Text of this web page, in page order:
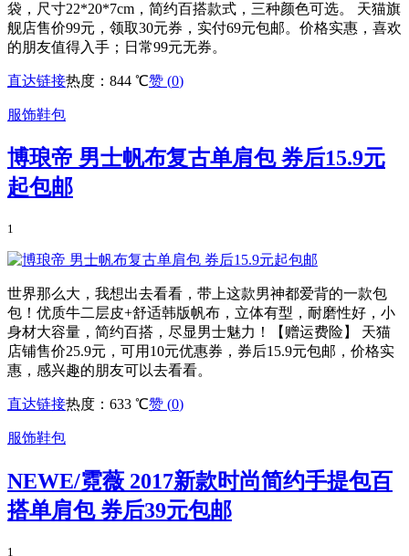
袋，尺寸22*20*7cm，简约百搭款式，三种颜色可选。 天猫旗
舰店售价99元，领取30元券，实付69元包邮。价格实惠，喜欢
的朋友值得入手；日常99元无券。
直达链接热度：844 ℃赞 (0)
服饰鞋包
博琅帝 男士帆布复古单肩包 券后15.9元
起包邮
1
世界那么大，我想出去看看，带上这款男神都爱背的一款包
包！优质牛二层皮+舒适韩版帆布，立体有型，耐磨性好，小
身材大容量，简约百搭，尽显男士魅力！【赠运费险】 天猫
店铺售价25.9元，可用10元优惠券，券后15.9元包邮，价格实
惠，感兴趣的朋友可以去看看。
直达链接热度：633 ℃赞 (0)
服饰鞋包
NEWE/霓薇 2017新款时尚简约手提包百
搭单肩包 券后39元包邮
1